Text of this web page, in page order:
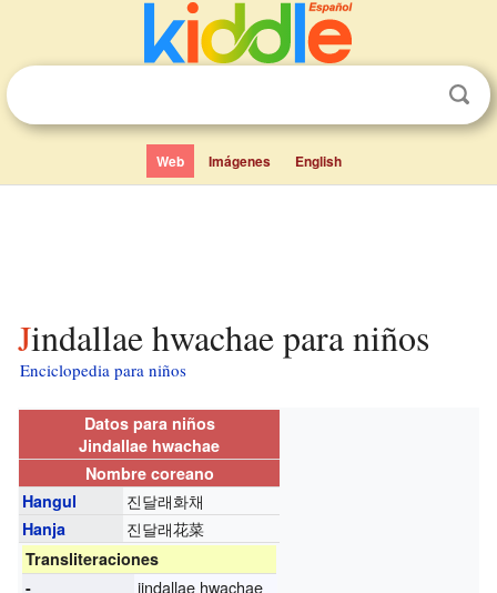
Web Imágenes English
Jindallae hwachae para niños
Enciclopedia para niños
Datos para niños
Jindallae hwachae
Nombre coreano
Hangul
진달래화채
Hanja 진달래花菜
Transliteraciones
-
jindallae hwachae